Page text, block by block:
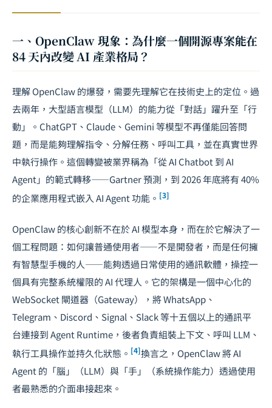
一、OpenClaw 現象：為什麼一個開源專案能在
84 天內改變 AI 產業格局？
理解 OpenClaw 的爆發，需要先理解它在技術史上的定位。過
去兩年，大型語言模型（LLM）的能力從「對話」躍升至「行
動」。ChatGPT、Claude、Gemini 等模型不再僅能回答問
題，而是能夠理解指令、分解任務、呼叫工具，並在真實世界
中執行操作。這個轉變被業界稱為「從 AI Chatbot 到 AI
Agent」的範式轉移——Gartner 預測，到 2026 年底將有 40%
的企業應用程式嵌入 AI Agent 功能。 [3]
OpenClaw 的核心創新不在於 AI 模型本身，而在於它解決了一
個工程問題：如何讓普通使用者——不是開發者，而是任何擁
有智慧型手機的人——能夠透過日常使用的通訊軟體，操控一
個具有完整系統權限的 AI 代理人。它的架構是一個中心化的
WebSocket 閘道器（Gateway），將 WhatsApp、
Telegram、Discord、Signal、Slack 等十五個以上的通訊平
台連接到 Agent Runtime，後者負責組裝上下文、呼叫 LLM、
執行工具操作並持久化狀態。 [4]換言之，OpenClaw 將 AI
Agent 的「腦」（LLM）與「手」（系統操作能力）透過使用
者最熟悉的介面串接起來。